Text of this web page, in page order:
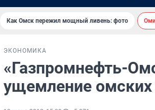
Как Омск пережил мощный ливень: фото
ЭКОНОМИКА
«Газпромнефть-
ущемление